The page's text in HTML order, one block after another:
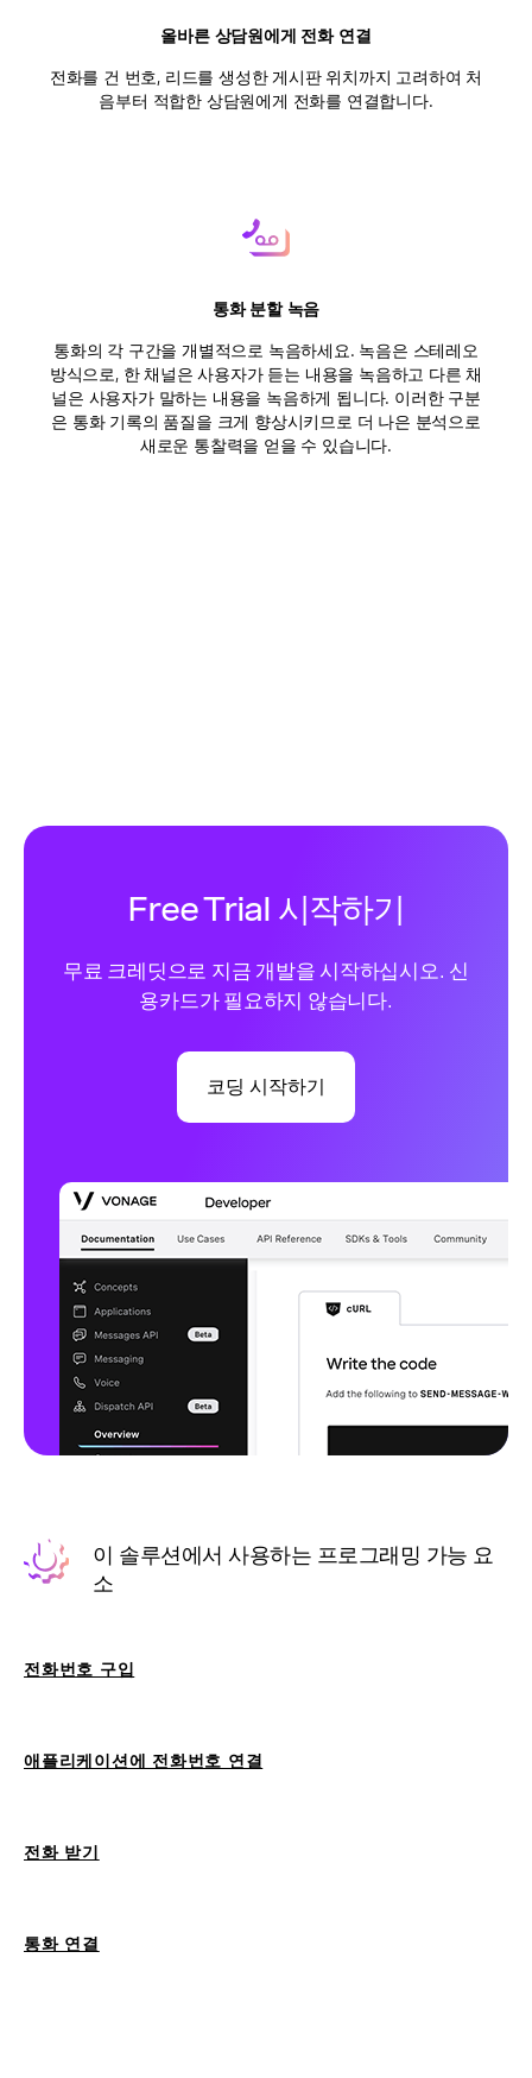
올바른 상담원에게 전화 연결
전화를 건 번호, 리드를 생성한 게시판 위치까지 고려하여 처
음부터 적합한 상담원에게 전화를 연결합니다.
통화 분할 녹음
통화의 각 구간을 개별적으로 녹음하세요. 녹음은 스테레오
방식으로, 한 채널은 사용자가 듣는 내용을 녹음하고 다른 채
널은 사용자가 말하는 내용을 녹음하게 됩니다. 이러한 구분
은 통화 기록의 품질을 크게 향상시키므로 더 나은 분석으로
새로운 통찰력을 얻을 수 있습니다.
Free Trial 시작하기
무료 크레딧으로 지금 개발을 시작하십시오. 신
용카드가 필요하지 않습니다.
코딩 시작하기
이 솔루션에서 사용하는 프로그래밍 가능 요
소
전화번호 구입
애플리케이션에 전화번호 연결
전화 받기
통화 연결